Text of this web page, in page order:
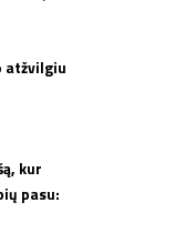
atžvilgiu
kur
pasu: